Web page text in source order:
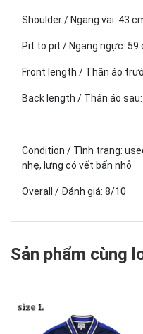
Shoulder / Ngang vai: 43
Pit to pit / Ngang ngực: 59
Front length / Thân áo
Back length / Thân áo
Condition / Tình trạng:
nhẹ, lưng có vết bẩn nhỏ
Overall / Đánh giá: 8/10
Sản phẩm cùng